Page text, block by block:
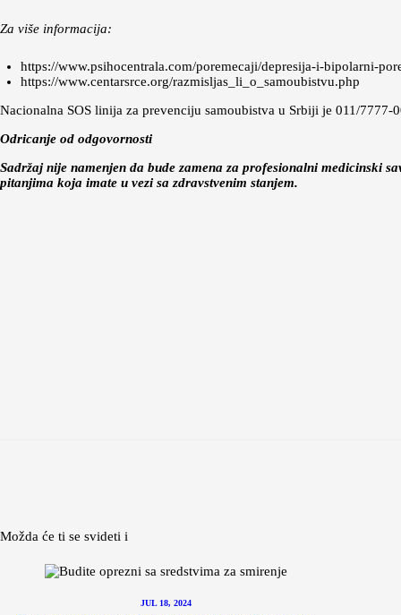
Za više informacija:
https://www.psihocentrala.com/poremecaji/depresija-i-bipolarni-
https://www.centarsrce.org/razmisljas_li_o_samoubistvu.php
Nacionalna SOS linija za prevenciju samoubistva u Srbiji je 011/7777-
Odricanje od odgovornosti
Sadržaj nije namenjen da bude zamena za profesionalni medicinski
pitanjima koja imate u vezi sa zdravstvenim stanjem.
Možda će ti se svideti i
JUL 18, 2024